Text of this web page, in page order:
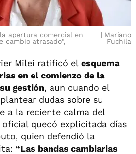
apertura comercial en
cambio atrasado",
Mariano
Fuchila
Milei ratificó el esquema
en el comienzo de la
gestión, aun cuando el
dudas sobre su
a la reciente calma del
oficial quedó explicitada días
quien defendió la
“Las bandas cambiarias